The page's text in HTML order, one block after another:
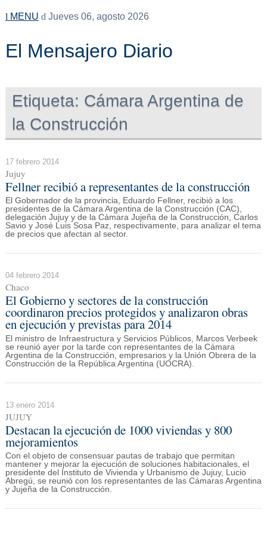
MENU Jueves 06, agosto 2026
El Mensajero Diario
Etiqueta: Cámara Argentina de
la Construcción
17 febrero 2014
Jujuy
Fellner recibió a representantes de la construcción
El Gobernador de la provincia, Eduardo Fellner, recibió a los
presidentes de la Cámara Argentina de la Construcción (CAC),
delegación Jujuy y de la Cámara Jujeña de la Construcción, Carlos
Savio y José Luis Sosa Paz, respectivamente, para analizar el tema
de precios que afectan al sector.
04 febrero 2014
Chaco
El Gobierno y sectores de la construcción
coordinaron precios protegidos y analizaron obras
en ejecución y previstas para 2014
El ministro de Infraestructura y Servicios Públicos, Marcos Verbeek
se reunió ayer por la tarde con representantes de la Cámara
Argentina de la Construcción, empresarios y la Unión Obrera de la
Construcción de la República Argentina (UOCRA).
13 enero 2014
JUJUY
Destacan la ejecución de 1000 viviendas y 800
mejoramientos
Con el objeto de consensuar pautas de trabajo que permitan
mantener y mejorar la ejecución de soluciones habitacionales, el
presidente del Instituto de Vivienda y Urbanismo de Jujuy, Lucio
Abregú, se reunió con los representantes de las Cámaras Argentina
y Jujeña de la Construcción.